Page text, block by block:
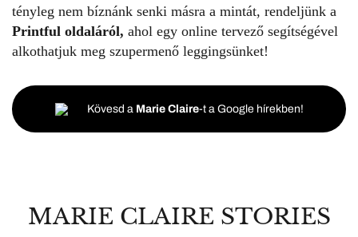
tényleg nem bíznánk senki másra a mintát, rendeljünk a
Printful oldaláról, ahol egy online tervező segítségével
alkothatjuk meg szupermenő leggingsünket!
Kövesd a Marie Claire-t a Google hírekben!
MARIE CLAIRE STORIES